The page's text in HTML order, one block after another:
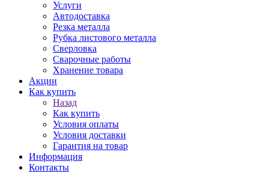
Услуги
Автодоставка
Резка металла
Рубка листового металла
Сверловка
Сварочные работы
Хранение товара
Акции
Как купить
Назад
Как купить
Условия оплаты
Условия доставки
Гарантия на товар
Информация
Контакты